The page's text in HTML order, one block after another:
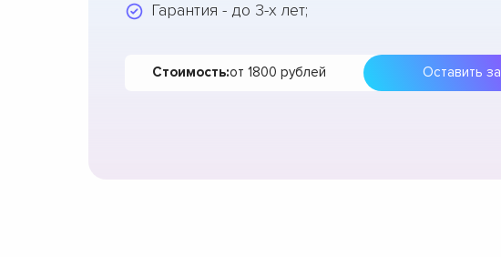
Гарантия - до 3-х лет;
Стоимость:от 1800 рублей Оставить